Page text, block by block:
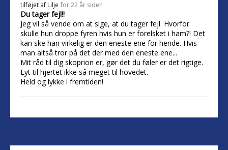
tilføjet af Lilje for 22 år siden
Du tager fejl!!
Jeg vil så vende om at sige, at du tager fejl. Hvorfor
skulle hun droppe fyren hvis hun er forelsket i ham?! Det
kan ske han virkelig er den eneste ene for hende. Hvis
man altså tror på det der med den eneste ene...
Mit råd til dig skoprion er, gør det du føler er det rigtige.
Lyt til hjertet ikke så meget til hovedet.
Held og lykke i fremtiden!